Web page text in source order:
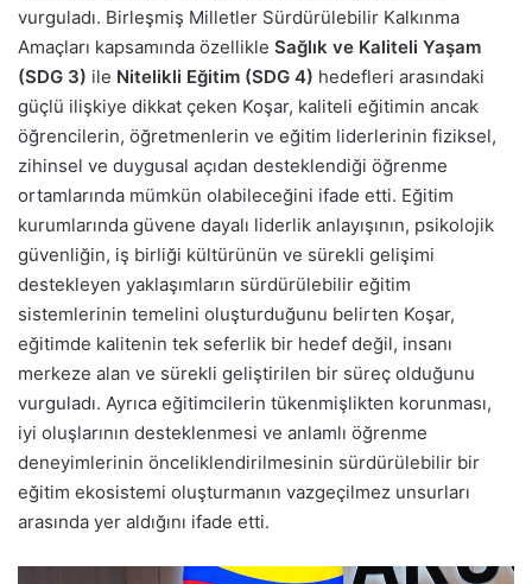
vurguladı. Birleşmiş Milletler Sürdürülebilir Kalkınma
Amaçları kapsamında özellikle Sağlık ve Kaliteli Yaşam
(SDG 3) ile Nitelikli Eğitim (SDG 4) hedefleri arasındaki
güçlü ilişkiye dikkat çeken Koşar, kaliteli eğitimin ancak
öğrencilerin, öğretmenlerin ve eğitim liderlerinin fiziksel,
zihinsel ve duygusal açıdan desteklendiği öğrenme
ortamlarında mümkün olabileceğini ifade etti. Eğitim
kurumlarında güvene dayalı liderlik anlayışının, psikolojik
güvenliğin, iş birliği kültürünün ve sürekli gelişimi
destekleyen yaklaşımların sürdürülebilir eğitim
sistemlerinin temelini oluşturduğunu belirten Koşar,
eğitimde kalitenin tek seferlik bir hedef değil, insanı
merkeze alan ve sürekli geliştirilen bir süreç olduğunu
vurguladı. Ayrıca eğitimcilerin tükenmişlikten korunması,
iyi oluşlarının desteklenmesi ve anlamlı öğrenme
deneyimlerinin önceliklendirilmesinin sürdürülebilir bir
eğitim ekosistemi oluşturmanın vazgeçilmez unsurları
arasında yer aldığını ifade etti.